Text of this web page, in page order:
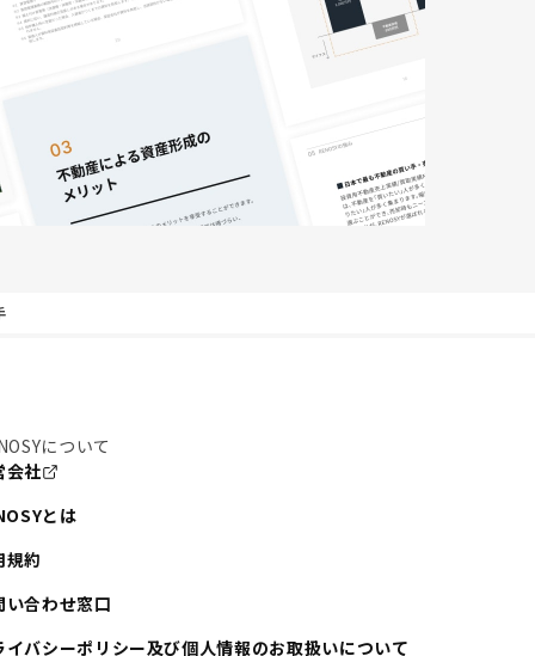
について
会社
とは
規約
い合わせ窓口
イバシーポリシー及び個人情報のお取扱いについて